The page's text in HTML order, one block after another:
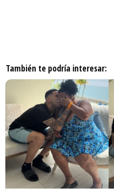
También te podría interesar: